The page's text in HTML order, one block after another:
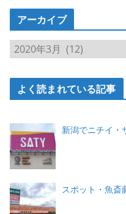
ゴ
ー
アーカイブ
ア
ー
カ
よく読まれている記事
新潟でニチイ・
スポット・魚斎